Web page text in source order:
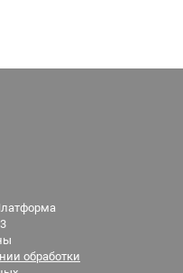
обработки